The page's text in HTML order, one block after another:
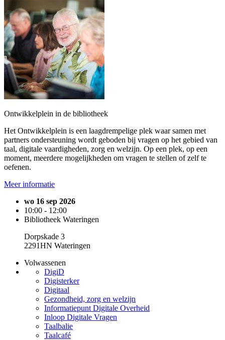
Ontwikkelplein in de bibliotheek
Het Ontwikkelplein is een laagdrempelige plek waar samen met
partners ondersteuning wordt geboden bij vragen op het gebied van
taal, digitale vaardigheden, zorg en welzijn. Op een plek, op een
moment, meerdere mogelijkheden om vragen te stellen of zelf te
oefenen.
Meer informatie
wo 16 sep 2026
10:00 - 12:00
Bibliotheek Wateringen
Dorpskade 3
2291HN Wateringen
Volwassenen
DigiD
Digisterker
Digitaal
Gezondheid, zorg en welzijn
Informatiepunt Digitale Overheid
Inloop Digitale Vragen
Taalbalie
Taalcafé